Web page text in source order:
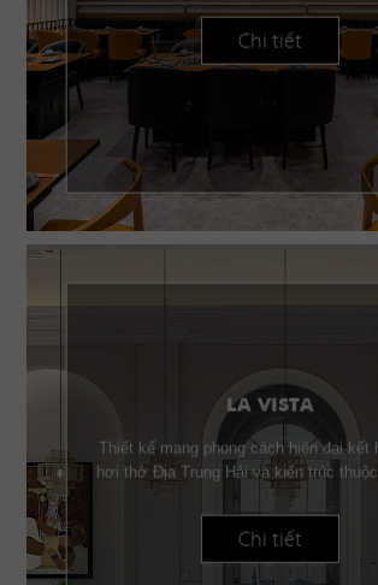
Chi tiết
LA VISTA
Thiết kế mang phong cách hiện đại kết
hơi thở Địa Trung Hải và kiến trúc
Chi tiết